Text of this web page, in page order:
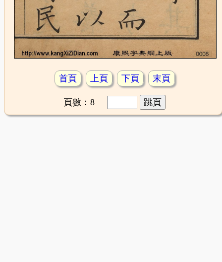
首頁 上頁 下頁 末頁
頁數：8